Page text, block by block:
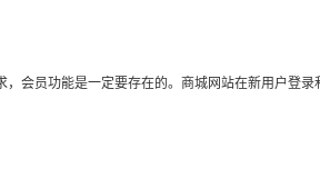
员功能是一定要存在的。商城网站在新用户登录